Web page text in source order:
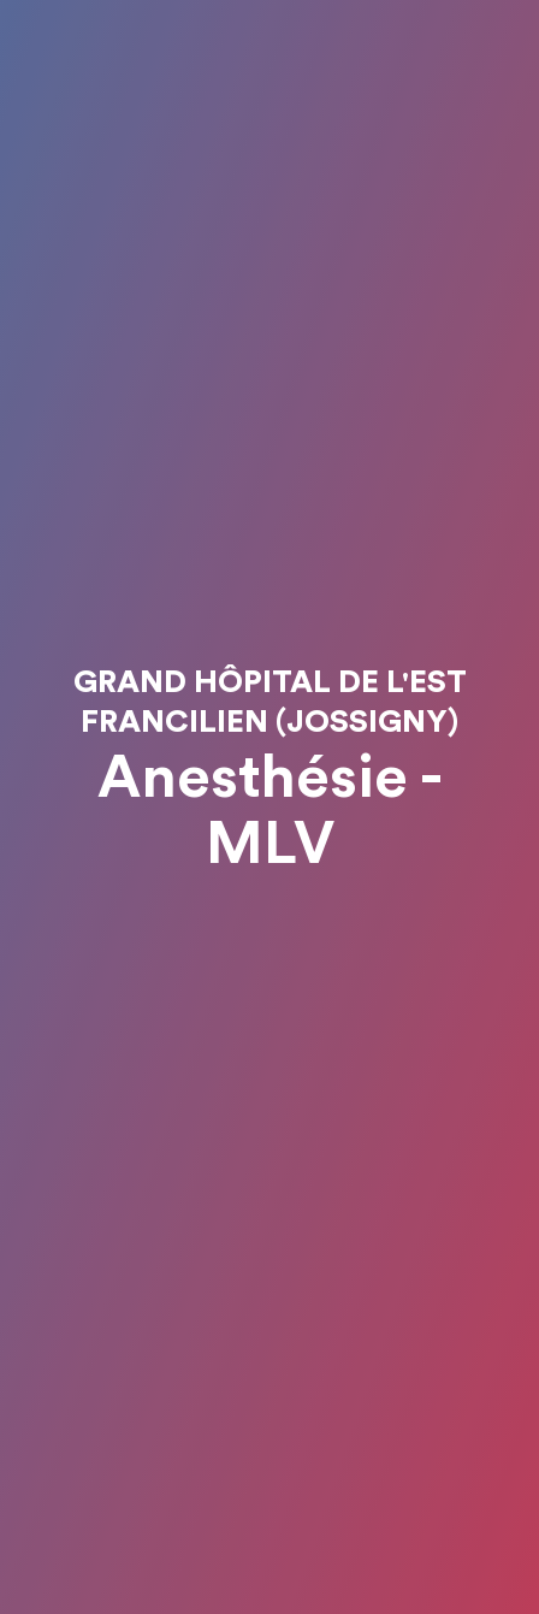
GRAND HÔPITAL DE L'EST
FRANCILIEN (JOSSIGNY)
Anesthésie -
MLV